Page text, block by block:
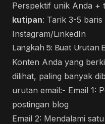
Perspektif unik Anda +
kutipan: Tarik 3-5
Instagram/LinkedIn
Langkah 5: Buat Urutan
Konten Anda yang
dilihat, paling banyak
urutan email:- Email 1:
postingan blog
Email 2: Mendalami